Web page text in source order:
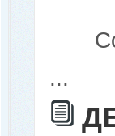
...